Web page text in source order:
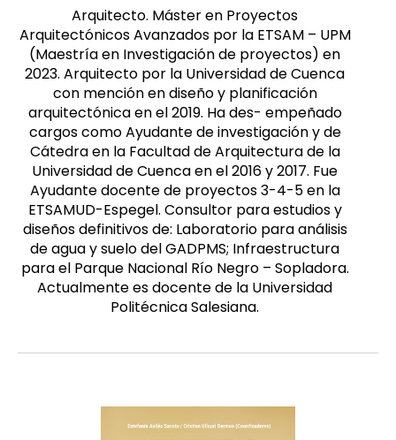
Masculino
Arquitecto. Máster en Proyectos
Arquitectónicos Avanzados por la ETSAM – UPM
(Maestría en Investigación de proyectos) en
2023. Arquitecto por la Universidad de Cuenca
con mención en diseño y planificación
arquitectónica en el 2019. Ha des- empeñado
cargos como Ayudante de investigación y de
Cátedra en la Facultad de Arquitectura de la
Universidad de Cuenca en el 2016 y 2017. Fue
Ayudante docente de proyectos 3-4-5 en la
ETSAMUD-Espegel. Consultor para estudios y
diseños definitivos de: Laboratorio para análisis
de agua y suelo del GADPMS; Infraestructura
para el Parque Nacional Río Negro – Sopladora.
Actualmente es docente de la Universidad
Politécnica Salesiana.